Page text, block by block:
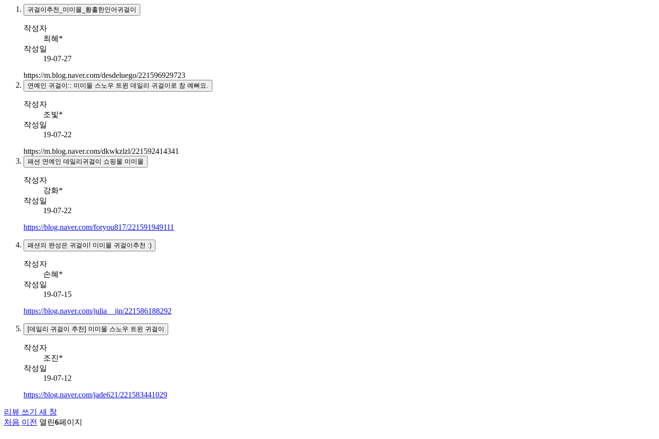
귀걸이추천_미미몰_황홀한인어귀걸이
작성자
최혜*
작성일
19-07-27
https://m.blog.naver.com/desdeluego/221596929723
연예인 귀걸이:: 미미몰 스노우 트윈 데일리 귀걸이로 참 예뻐요.
작성자
조빛*
작성일
19-07-22
https://m.blog.naver.com/dkwkzlzl/221592414341
패션 연예인 데일리귀걸이 쇼핑몰 미미몰
작성자
강화*
작성일
19-07-22
https://blog.naver.com/foryou817/221591949111
패션의 완성은 귀걸이! 미미몰 귀걸이추천 :)
작성자
손혜*
작성일
19-07-15
https://blog.naver.com/julia__jin/221586188292
[데일리 귀걸이 추천] 미미몰 스노우 트윈 귀걸이
작성자
조진*
작성일
19-07-12
https://blog.naver.com/jade621/221583441029
리뷰 쓰기
새 창
처음 이전 열린6페이지